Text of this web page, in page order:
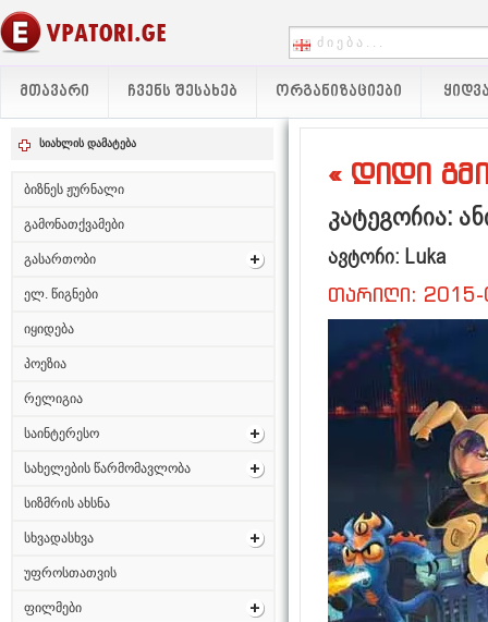
ᲛᲗᲐᲕᲐᲠᲘ ᲩᲕᲔᲜᲡ ᲨᲔᲡᲐᲮᲔᲑ ᲝᲠᲒᲐᲜᲘᲖᲐᲪᲘᲔᲑᲘ
სიახლის დამატება
ბიზნეს ჟურნალი
გამონათქვამები
გასართობი
ელ. წიგნები
იყიდება
პოეზია
რელიგია
საინტერესო
სახელების წარმომავლობა
სიზმრის ახსნა
სხვადასხვა
უფროსთათვის
ფილმები
« დიდი
კატეგორია:
ავტორი: Luka
თარიღი: